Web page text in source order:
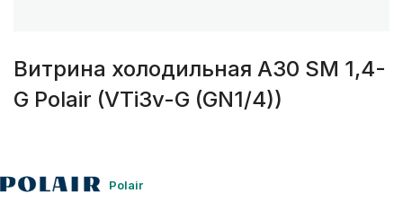
Витрина холодильная А30 SM 1,4-
G Polair (VTi3v-G (GN1/4))
Polair